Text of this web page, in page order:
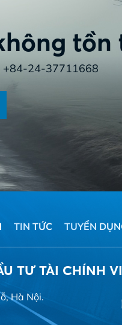
tồn
+84-24-37711668
TIN TỨC TUYỂN
TƯ TÀI CHÍNH
Hà Nội.